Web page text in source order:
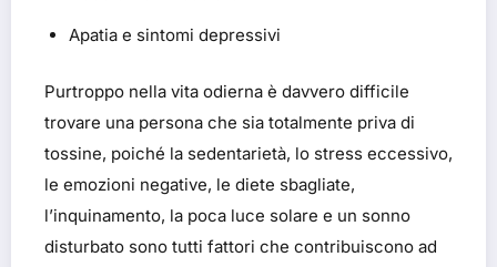
Apatia e sintomi depressivi
Purtroppo nella vita odierna è davvero difficile
trovare una persona che sia totalmente priva di
tossine, poiché la sedentarietà, lo stress eccessivo,
le emozioni negative, le diete sbagliate,
l’inquinamento, la poca luce solare e un sonno
disturbato sono tutti fattori che contribuiscono ad